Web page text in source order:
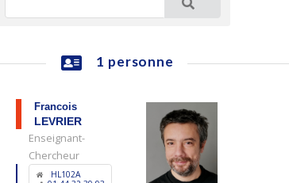
1 personne
Francois
LEVRIER
Enseignant-
Chercheur
HL102A